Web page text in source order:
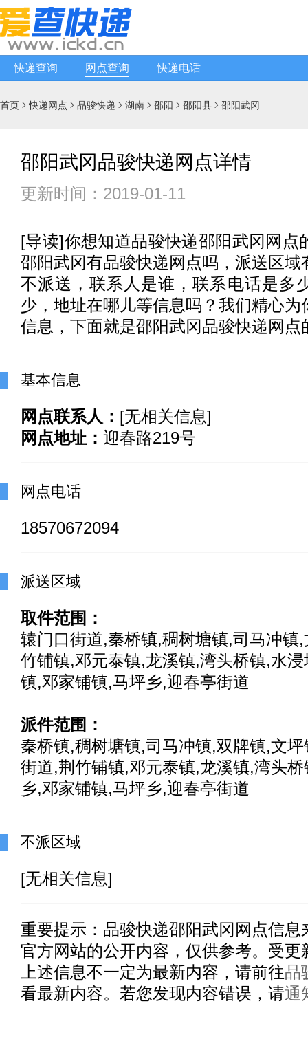
快递查询 网点查询 快递电话
首页 快递网点  品骏快递  湖南  邵阳  邵阳县  邵阳武冈
邵阳武冈品骏快递网点详情
更新时间：2019-01-11
[导读]你想知道品骏快递邵阳武冈网点
邵阳武冈有品骏快递 网点吗，派送区
不派送，联系人是谁，联系电话是多
少，地址在哪儿等信息吗？我们精心为
信息，下面就是邵阳武冈品骏快递网点
基本信息
网点联系人： [无相关信息]
网点地址： 迎春路219号
网点电话
18570672094
派送区域
取件范围：
辕门口街道,秦桥镇,稠树塘镇,司马冲镇
竹铺镇,邓元泰镇,龙溪镇,湾头桥镇,水
镇,邓家铺镇,马坪乡,迎春亭街道
派件范围：
秦桥镇,稠树塘镇,司马冲镇,双牌镇,文
街道,荆竹铺镇,邓元泰镇,龙溪镇,湾头
乡,邓家铺镇,马坪乡,迎春亭街道
不派区域
[无相关信息]
重要提示： 品骏快递邵阳武冈 网点信息
官方网站的公开内容，仅供参考。受更
上述信息不一定为最新内容，请前往品
看最新内容。若您发现内容错误，请通